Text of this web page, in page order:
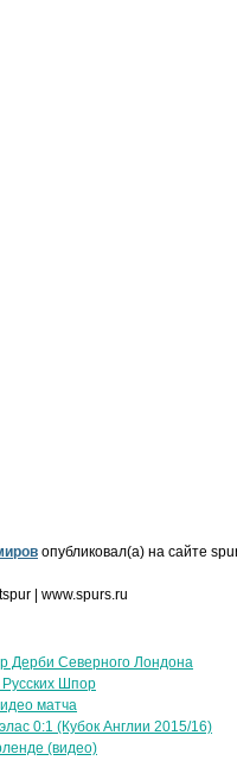
опубликовал(а) на сайте
| www.spurs.ru
Дерби Северного Лондона
Шпор
матча
0:1 (Кубок Англии 2015/16)
(видео)